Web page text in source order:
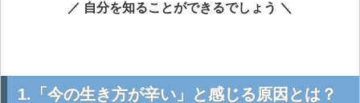
／ 自分を知ることができるでしょう ＼
1.「今の生き方が辛い」と感じる原因とは？